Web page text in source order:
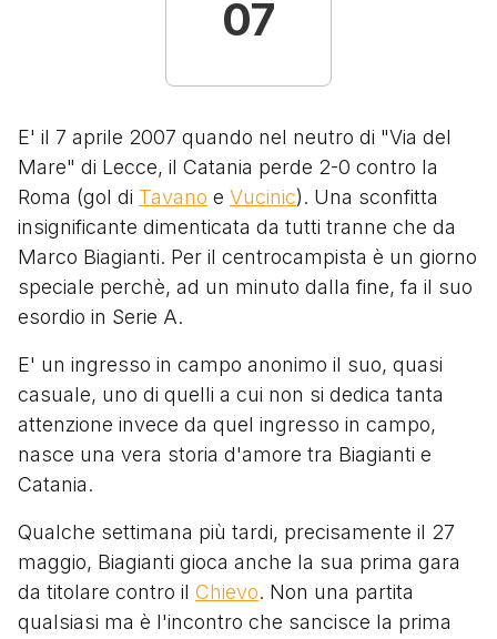
07
E' il 7 aprile 2007 quando nel neutro di "Via del
Mare" di Lecce, il Catania perde 2-0 contro la
Roma (gol di Tavano e Vucinic). Una sconfitta
insignificante dimenticata da tutti tranne che da
Marco Biagianti. Per il centrocampista è un giorno
speciale perchè, ad un minuto dalla fine, fa il suo
esordio in Serie A.
E' un ingresso in campo anonimo il suo, quasi
casuale, uno di quelli a cui non si dedica tanta
attenzione invece da quel ingresso in campo,
nasce una vera storia d'amore tra Biagianti e
Catania.
Qualche settimana più tardi, precisamente il 27
maggio, Biagianti gioca anche la sua prima gara
da titolare contro il Chievo. Non una partita
qualsiasi ma è l'incontro che sancisce la prima